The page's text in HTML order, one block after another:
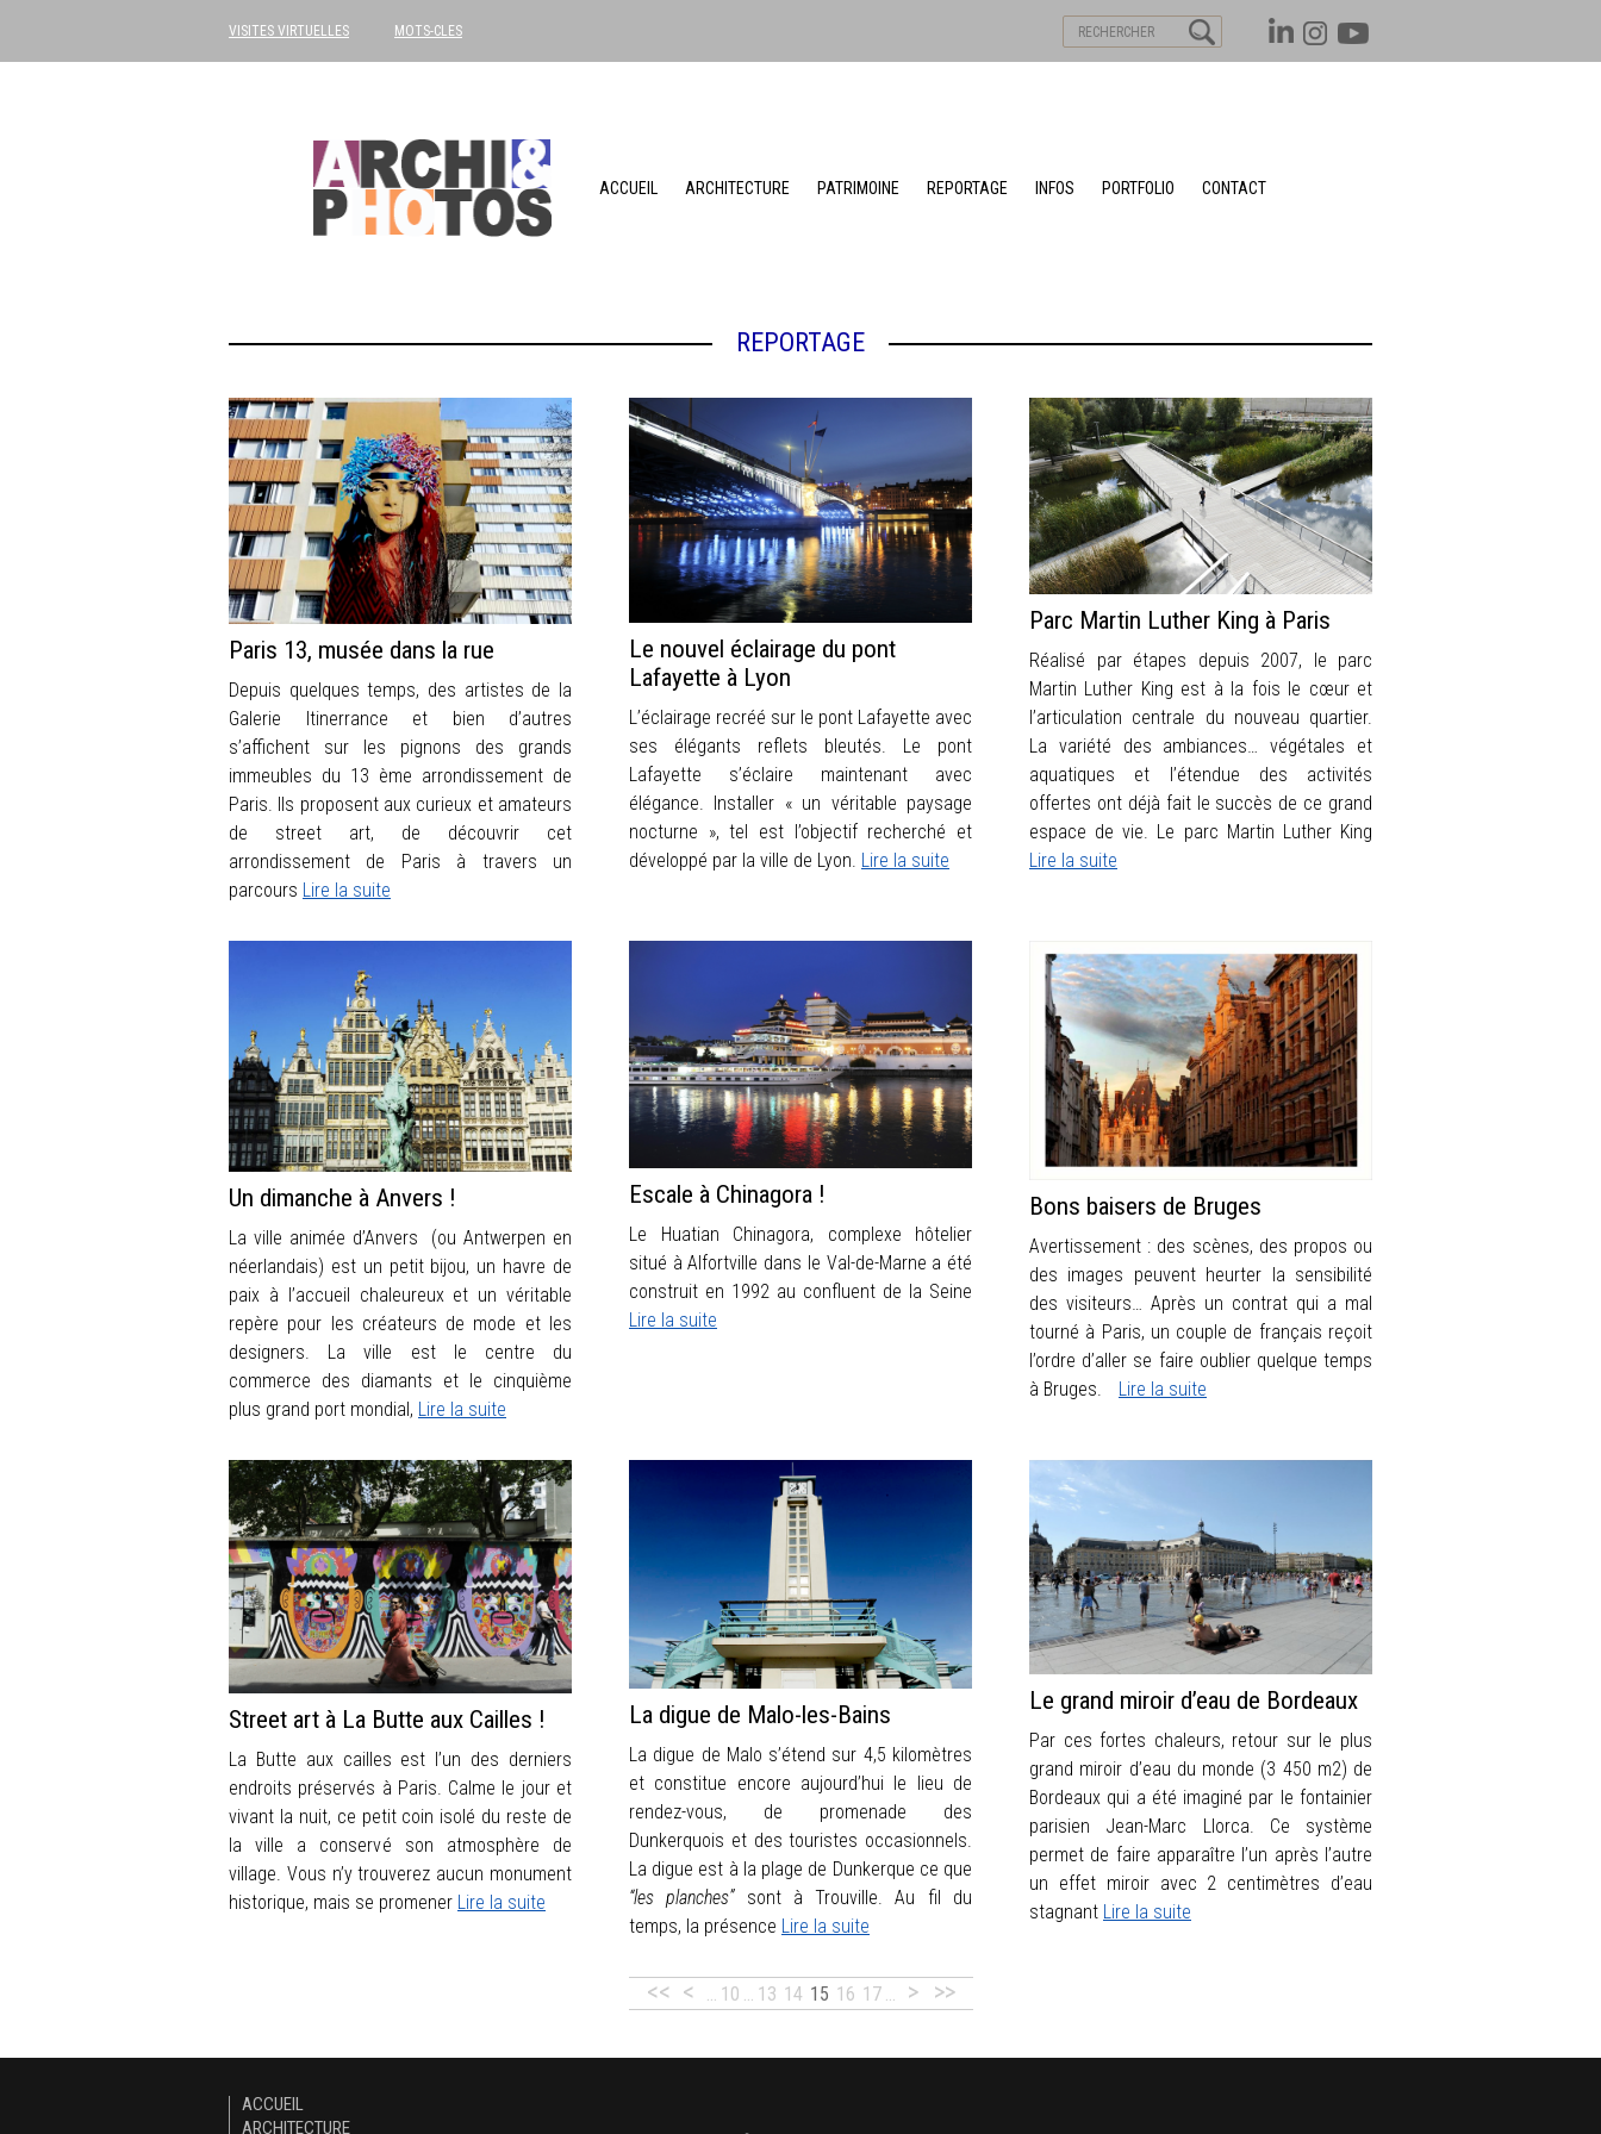
VISITES VIRTUELLES MOTS-CLES
ACCUEIL ARCHITECTURE PATRIMOINE REPORTAGE INFOS PORTFOLIO CONTACT
REPORTAGE
Paris 13, musée dans la rue
Depuis quelques temps, des artistes de la
Galerie Itinerrance et bien d’autres
s’affichent sur les pignons des grands
immeubles du 13 ème arrondissement de
Paris. Ils proposent aux curieux et amateurs
de street art, de découvrir cet
arrondissement de Paris à travers un
parcours Lire la suite
Le nouvel éclairage du pont
Lafayette à Lyon
L’éclairage recréé sur le pont Lafayette avec
ses élégants reflets bleutés. Le pont
Lafayette s’éclaire maintenant avec
élégance. Installer « un véritable paysage
nocturne », tel est l’objectif recherché et
développé par la ville de Lyon. Lire la suite
Parc Martin Luther King à Paris
Réalisé par étapes depuis 2007, le parc
Martin Luther King est à la fois le cœur et
l’articulation centrale du nouveau quartier.
La variété des ambiances… végétales et
aquatiques et l’étendue des activités
offertes ont déjà fait le succès de ce grand
espace de vie. Le parc Martin Luther King
Lire la suite
Un dimanche à Anvers !
La ville animée d’Anvers (ou Antwerpen en
néerlandais) est un petit bijou, un havre de
paix à l’accueil chaleureux et un véritable
repère pour les créateurs de mode et les
designers. La ville est le centre du
commerce des diamants et le cinquième
plus grand port mondial, Lire la suite
Escale à Chinagora !
Le Huatian Chinagora, complexe hôtelier
situé à Alfortville dans le Val-de-Marne a été
construit en 1992 au confluent de la Seine
Lire la suite
Bons baisers de Bruges
Avertissement : des scènes, des propos ou
des images peuvent heurter la sensibilité
des visiteurs… Après un contrat qui a mal
tourné à Paris, un couple de français reçoit
l’ordre d’aller se faire oublier quelque temps
à Bruges. Lire la suite
Street art à La Butte aux Cailles !
La Butte aux cailles est l’un des derniers
endroits préservés à Paris. Calme le jour et
vivant la nuit, ce petit coin isolé du reste de
la ville a conservé son atmosphère de
village. Vous n’y trouverez aucun monument
historique, mais se promener Lire la suite
La digue de Malo-les-Bains
La digue de Malo s’étend sur 4,5 kilomètres
et constitue encore aujourd’hui le lieu de
rendez-vous, de promenade des
Dunkerquois et des touristes occasionnels.
La digue est à la plage de Dunkerque ce que
“les planches”sont à Trouville. Au fil du
temps, la présence Lire la suite
Le grand miroir d’eau de Bordeaux
Par ces fortes chaleurs, retour sur le plus
grand miroir d’eau du monde (3 450 m2) de
Bordeaux qui a été imaginé par le fontainier
parisien Jean-Marc Llorca. Ce système
permet de faire apparaître l’un après l’autre
un effet miroir avec 2 centimètres d’eau
stagnant Lire la suite
<< < 10 13 14 15 16 17 > >>
ACCUEIL
ARCHITECTURE